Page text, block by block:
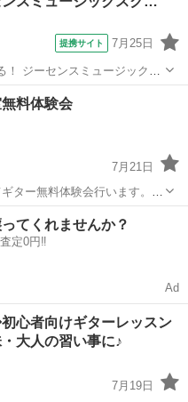
提携サイト 7月25日
ジーセンスミュージックス
料体験会
7月21日
ター無料体験会行います。ギ
越しください。一緒にギター
ます13：00〜.16：00の予定
夏休み
てくれませんか？
定0円‼️
Ad
心者向けギターレッスン
大人の習い事に♪
7月19日